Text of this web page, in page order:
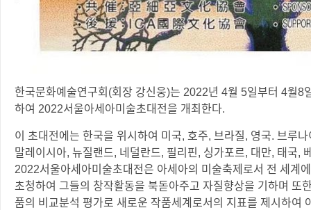
한국문화예술연구회(회장 강신웅)는 2022년 4월 5일부터 4월8
하여 2022서울아세아미술초대전을 개최한다.
이 초대전에는 한국을 위시하여 미국, 호주, 브라질, 영국. 브루
말레이시아, 뉴질랜드, 네덜란드, 필리핀, 싱가포르, 대만, 태국,
2022서울아세아미술초대전은 아세아의 미술축제로서 전 세계
초청하여 그들의 창작활동을 북돋아주고 자질향상을 기하며 또
품의 비교분석 평가로 새로운 작품세계로서의 지표를 제시하여